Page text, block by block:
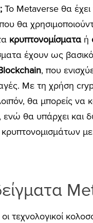
Το Metaverse θα έχει
θα
κρυπτονομίσματα ή
έχουν ως
, που
Με τη χρήση
θα μπορείς να
ενώ θα υπάρχει και
οι τεχνολογικοί